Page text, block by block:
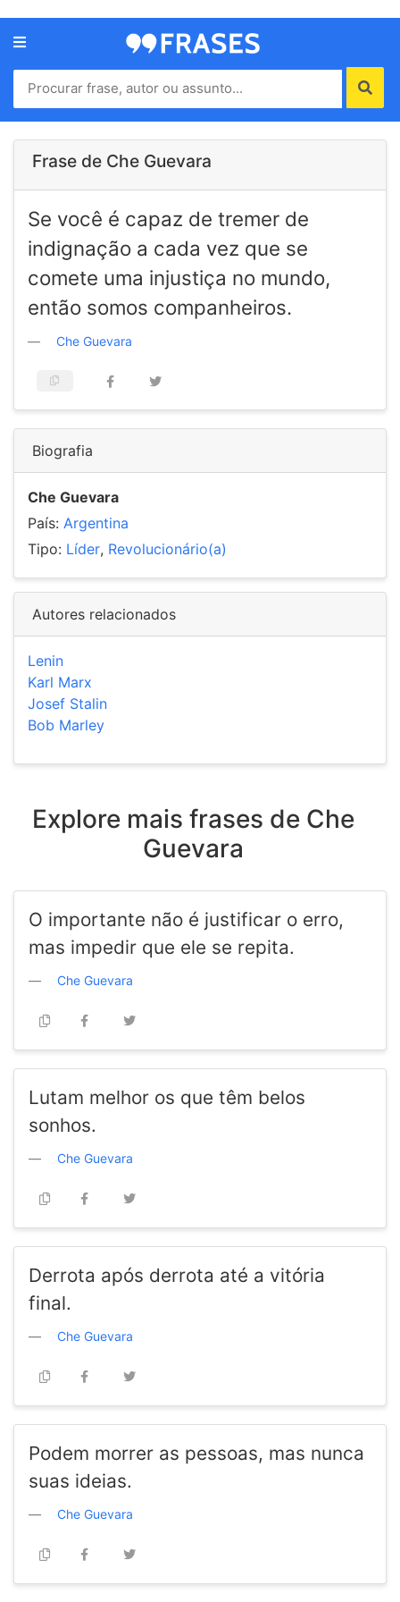
Menu
Home
Autores
de
Frase de Che Guevara
Se você é capaz de tremer de
indignação a cada vez que se
comete uma injustiça no mundo,
então somos companheiros.
Che Guevara
Biografia
Che Guevara
País: Argentina
Tipo: Líder, Revolucionário(a)
Autores relacionados
Lenin
Karl Marx
Josef Stalin
Bob Marley
Explore mais frases de Che
Guevara
O importante não é justificar o erro,
mas impedir que ele se repita.
Che Guevara
Lutam melhor os que têm belos
sonhos.
Che Guevara
Derrota após derrota até a vitória
final.
Che Guevara
Podem morrer as pessoas, mas nunca
suas ideias.
Che Guevara